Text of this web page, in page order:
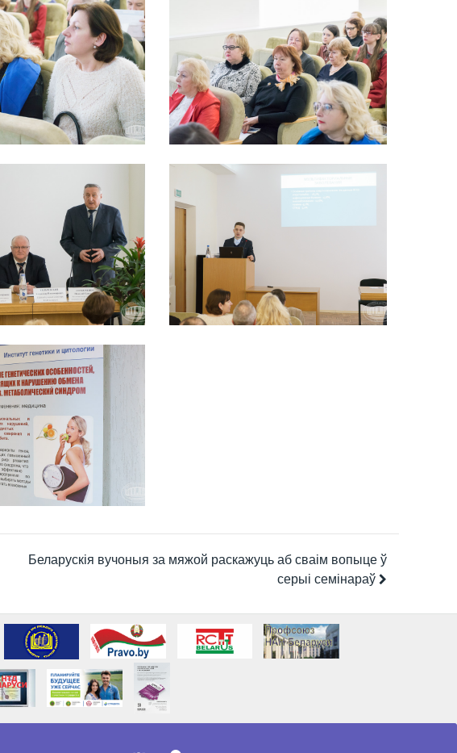
Беларускія вучоныя за мяжой раскажуць аб сваім вопыце ў
серыі семінараў